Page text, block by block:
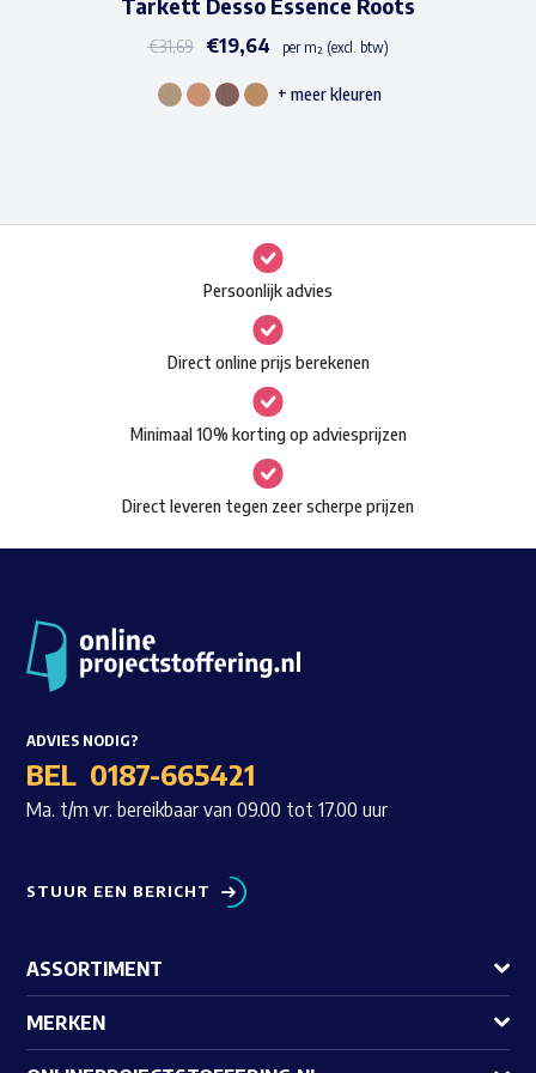
Tarkett Desso Essence Roots
€31,69 €19,64 per m² (excl. btw)
Dit
variaties.
Deze
optie
kan
gekozen
worden
op
de
productpagina
+ meer kleuren
Persoonlijk advies
Direct online prijs berekenen
Minimaal 10% korting op adviesprijzen
Direct leveren tegen zeer scherpe prijzen
ADVIES NODIG?
BEL 0187-665421
Ma. t/m vr. bereikbaar van 09.00 tot 17.00 uur
STUUR EEN BERICHT
ASSORTIMENT
MERKEN